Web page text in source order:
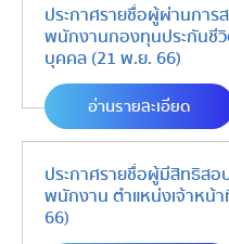
ประกาศรายชื่อผู้ผ่านการ
พนักงานกองทุนประกันชี
บุคคล (21 พ.ย. 66)
อ่านรายละเอียด
ประกาศรายชื่อผู้มีสิทธิสอ
พนักงาน ตำแหน่งเจ้าหน้
66)